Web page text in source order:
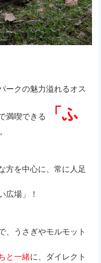
ークの魅力溢れるオス
満喫できる
「ふ
方を中心に、常に人足
広場」！
、うさぎやモルモット
と一緒に、ダイレクト